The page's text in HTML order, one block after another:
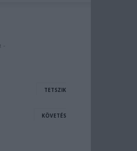
TETSZIK
KÖVETÉS